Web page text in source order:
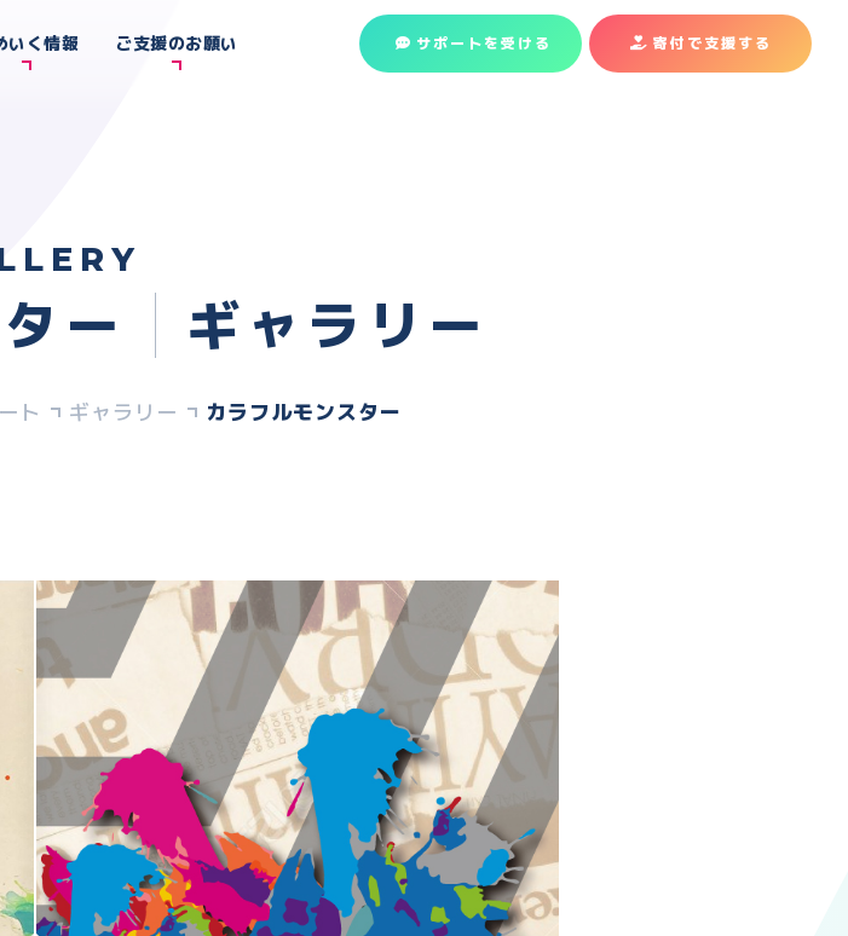
いく情報 ご支援のお願い サポートを受ける 寄付で支援 する
ー ギャラリー
ト ギャラリー カラフルモンスター